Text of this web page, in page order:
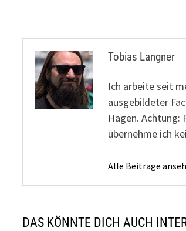
Tobias Langner
Ich arbeite seit
ausgebildeter
Hagen.
übernehme ich
Alle Beiträge
DAS KÖNNTE DICH AUCH